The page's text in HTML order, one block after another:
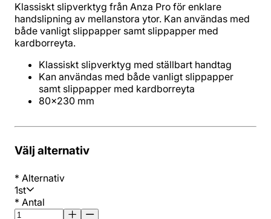
Klassiskt slipverktyg från Anza Pro för enklare
handslipning av mellanstora ytor. Kan användas med
både vanligt slippapper samt slippapper med
kardborreyta.
Kan användas med både vanligt slippapper
80x230 mm
Välj alternativ
* Alternativ
1st
* Antal